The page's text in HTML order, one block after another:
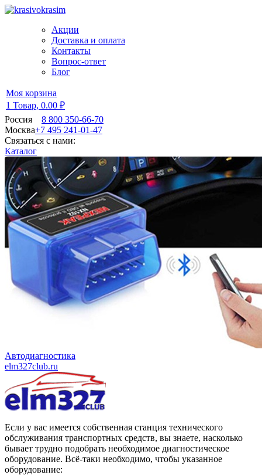
Акции
Доставка и оплата
Контакты
Вопрос-ответ
Блог
Моя корзина
1 Товар, 0.00 ₽
Россия
8 800 350-66-70
Москва+7 495 241-01-47
Связаться с нами:
Каталог
Автодиагностика
elm327club.ru
Если у вас имеется собственная станция технического
обслуживания транспортных средств, вы знаете, насколько
бывает трудно подобрать необходимое диагностическое
оборудование. Всё-таки необходимо, чтобы указанное
оборудование: